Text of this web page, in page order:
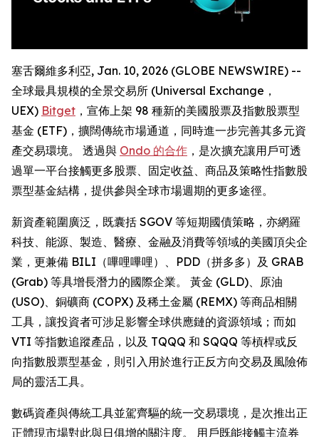
塞舌爾維多利亞, Jan. 10, 2026 (GLOBE NEWSWIRE) --
全球最具規模的全景交易所 (Universal Exchange，
UEX) Bitget ，宣佈上架 98 種新的美國股票及指數股票型
基金 (ETF)，擴闊傳統市場通道，同時進一步完善其多元資
產交易環境。 透過與 Ondo 的合作 ，是次擴充讓用戶可透
過單一平台接觸更多股票、固定收益、商品及策略性指數股
票型基金結構，提供參與全球市場週期的更多途徑。
新資產範圍廣泛，既囊括 SGOV 等短期國債策略，亦網羅
科技、能源、製造、醫療、金融及消費等領域的美國頂尖企
業，更兼備 BILI（嗶哩嗶哩）、PDD（拼多多）及 GRAB
(Grab) 等具增長潛力的國際企業。 黃金 (GLD)、原油
(USO)、銅礦商 (COPX) 及稀土金屬 (REMX) 等商品相關
工具，讓投資者可涉足影響全球供應鏈的資源領域；而如
VTI 等指數追蹤產品，以及 TQQQ 和 SQQQ 等槓桿或反
向指數股票型基金，則引入用於進行正反方向交易及風險佈
局的靈活工具。
數碼資產與傳統工具並駕齊驅的統一交易環境，是次推出正
正體現市場對此與日俱增的關注度。 用戶既能接觸主流券